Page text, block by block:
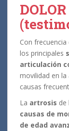
Con frecuencia
los principales
articulación
movilidad en
causas
La artrosis de
causas de
de edad